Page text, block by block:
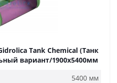
Tank Chemical (Танк
вариант/1900х5400мм
5400 мм